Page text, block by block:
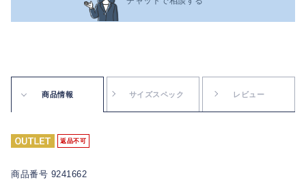
商品情報 サイズスペック レビュー
返品不可
商品番号 9241662